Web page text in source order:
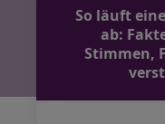
So läuft
ab:
Stimmen,